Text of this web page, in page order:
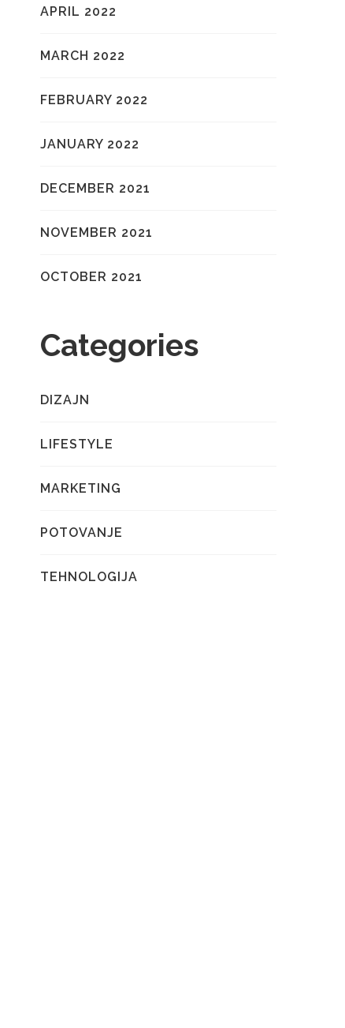
APRIL 2022
MARCH 2022
FEBRUARY 2022
JANUARY 2022
DECEMBER 2021
NOVEMBER 2021
OCTOBER 2021
Categories
DIZAJN
LIFESTYLE
MARKETING
POTOVANJE
TEHNOLOGIJA